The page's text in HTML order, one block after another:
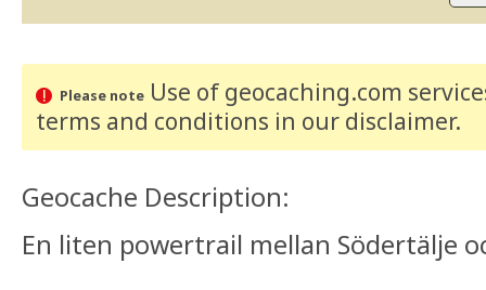
Please noteUse of geocaching.com
terms and conditions in our disclaimer.
Geocache Description:
En liten powertrail mellan Södertälje